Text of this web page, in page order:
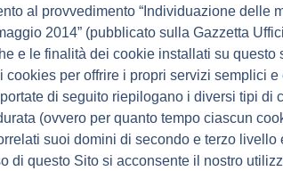
al provvedimento “Individuazione delle
2014” (pubblicato sulla Gazzetta
e le finalità dei cookie installati su
cookies per offrire i propri servizi semplici
di seguito riepilogano i diversi tipi
(ovvero per quanto tempo ciascun
suoi domini di secondo e terzo
di questo Sito si acconsente il nostro